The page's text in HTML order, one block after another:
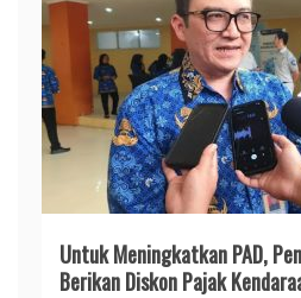
Untuk Meningkatkan PAD,
Berikan Diskon Pajak